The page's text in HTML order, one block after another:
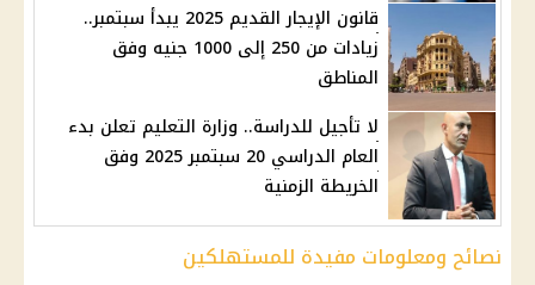
قانون الإيجار القديم 2025 يبدأ سبتمبر..
زيادات من 250 إلى 1000 جنيه وفق
المناطق
لا تأجيل للدراسة.. وزارة التعليم تعلن بدء
العام الدراسي 20 سبتمبر 2025 وفق
الخريطة الزمنية
نصائح ومعلومات مفيدة للمستهلكين